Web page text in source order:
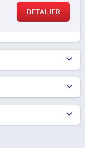
DETALJER